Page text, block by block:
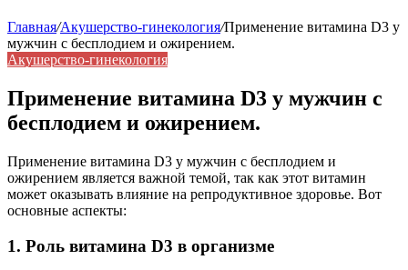
Главная/Акушерство-гинекология/Применение витамина D3 у
мужчин с бесплодием и ожирением.
Акушерство-гинекология
Применение витамина D3 у мужчин с
бесплодием и ожирением.
Применение витамина D3 у мужчин с бесплодием и
ожирением является важной темой, так как этот витамин
может оказывать влияние на репродуктивное здоровье. Вот
основные аспекты:
1. Роль витамина D3 в организме